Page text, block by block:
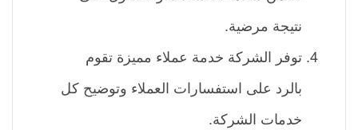
نتيجة مرضية.
توفر الشركة خدمة عملاء مميزة تقوم
بالرد على استفسارات العملاء وتوضيح كل
خدمات الشركة.